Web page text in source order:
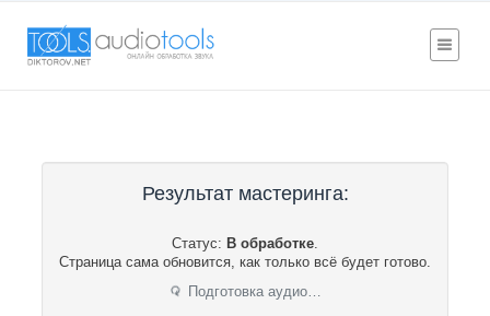
Результат мастеринга:
Статус: В обработке.
Страница сама обновится, как только всё будет готово.
⟳ Подготовка аудио…